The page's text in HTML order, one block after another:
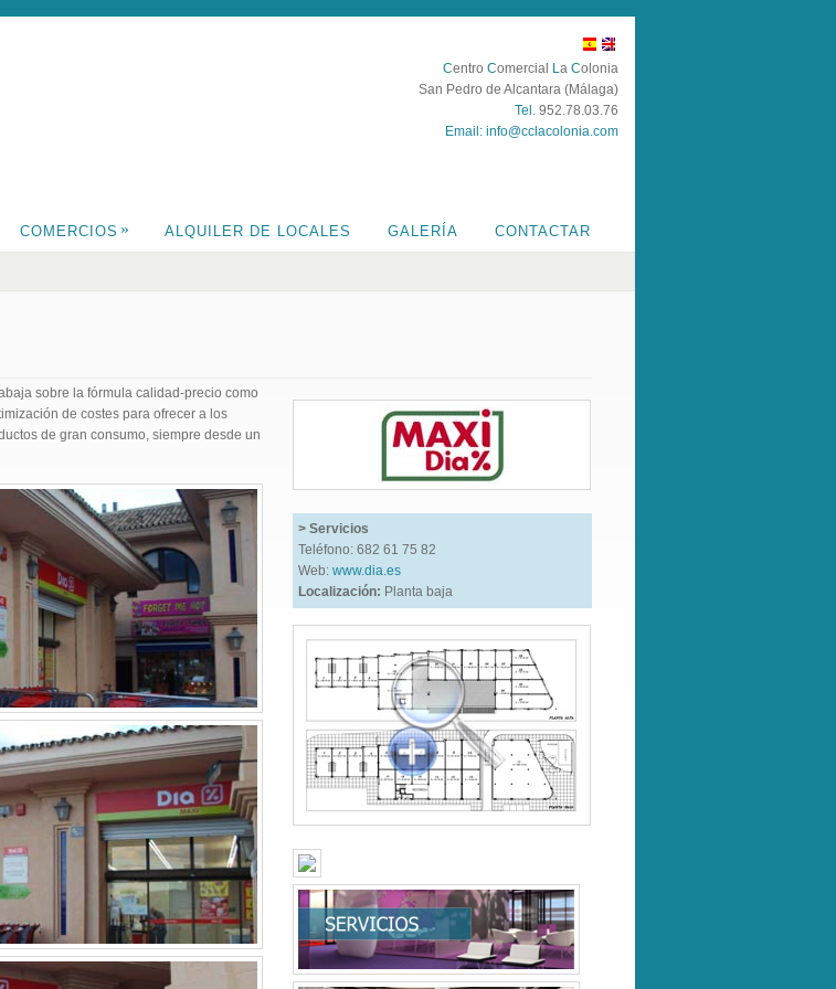
Centro Comercial La Colonia
San Pedro de Alcantara (Málaga)
Tel. 952.78.03.76
Email: info@cclacolonia.com
COMERCIOS » ALQUILER DE LOCALES GALERÍA CONTACTAR
sobre la fórmula calidad-precio como
de costes para ofrecer a los
de gran consumo, siempre desde un
> Servicios
Teléfono: 682 61 75 82
Web:www.dia.es
Localización: Planta baja